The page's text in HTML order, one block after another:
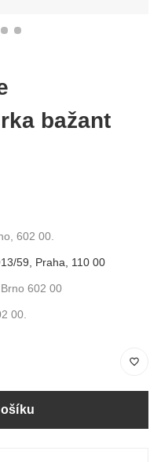
bažant
602 00.
59, Praha, 110 00
602 00
00.